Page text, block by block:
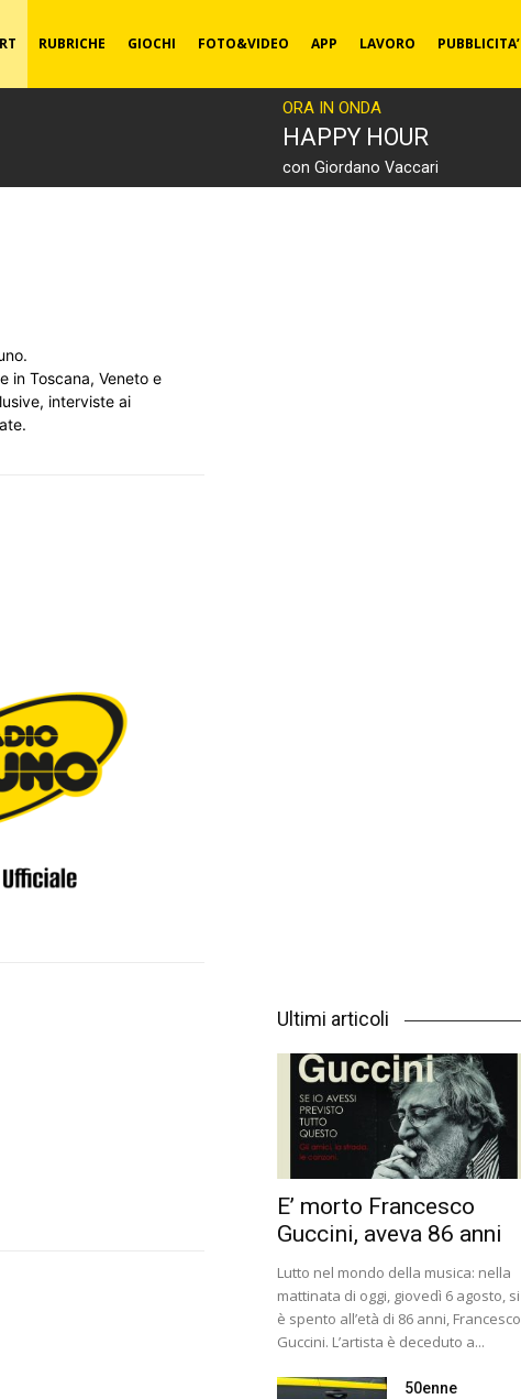
RUBRICHE GIOCHI FOTO&VIDEO APP LAVORO PUBBLICITA’
ORA IN ONDA
HAPPY HOUR
con Giordano Vaccari
in Toscana, Veneto e
interviste ai
Ultimi articoli
E’ morto Francesco
Guccini, aveva 86 anni
Lutto nel mondo della musica: nella
mattinata di oggi, giovedì 6 agosto, si
è spento all’età di 86 anni, Francesco
Guccini. L’artista è deceduto a...
50enne